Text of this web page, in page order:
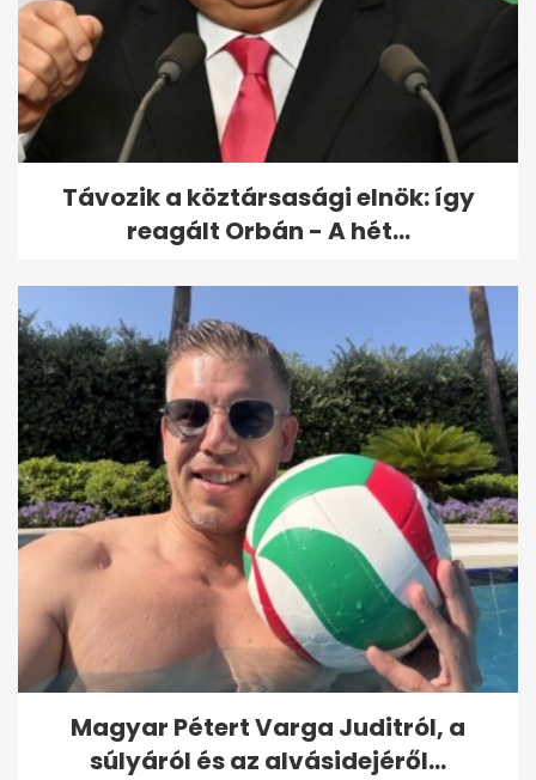
Távozik a köztársasági elnök: így
reagált Orbán - A hét...
Magyar Pétert Varga Juditról, a
súlyáról és az alvásidejéről...